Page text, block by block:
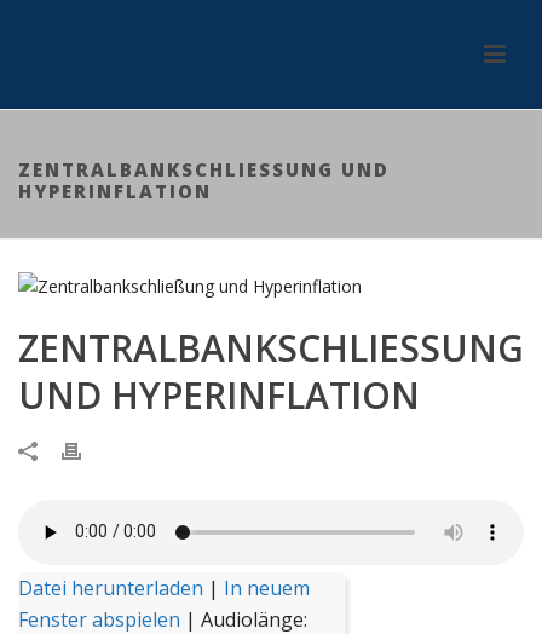
ZENTRALBANKSCHLIESSUNG UND H
YPERINFLATION
ZENTRALBANKSCHLIESSUNG U
ND HYPERINFLATION
Datei herunterladen | In neuem
Fenster abspielen | Audiolänge: